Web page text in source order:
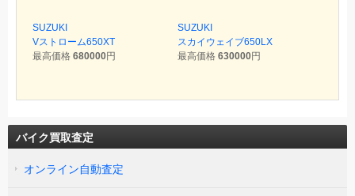
SUZUKI
Vストローム650XT
最高価格 680000円
SUZUKI
スカイウェイブ650LX
最高価格 630000円
バイク買取査定
オンライン自動査定